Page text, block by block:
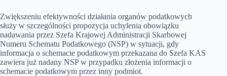
Zwiększeniu efektywności działania organów podatkowych
służy w szczególności propozycja uchylenia obowiązku
nadawania przez Szefa Krajowej Administracji Skarbowej
Numeru Schematu Podatkowego (NSP) w sytuacji, gdy
informacja o schemacie podatkowym przekazana do Szefa KAS
zawiera już nadany NSP w przypadku złożenia informacji o
schemacie podatkowym przez inny podmiot.